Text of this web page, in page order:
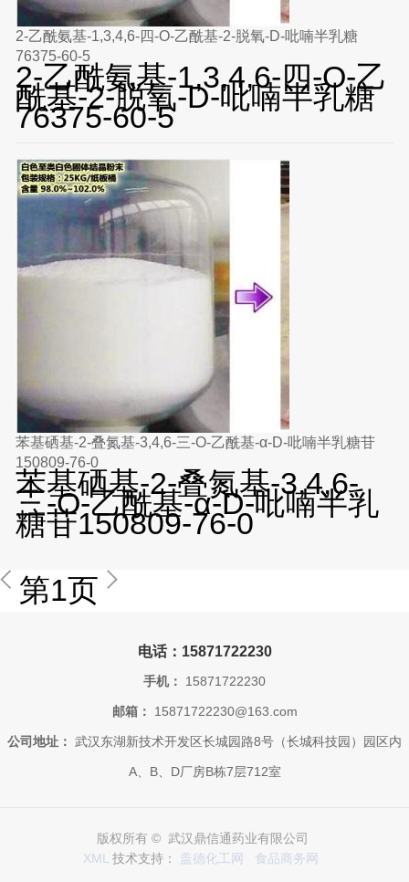
2-乙酰氨基-1,3,4,6-四-O-乙酰基-2-脱氧-D-吡喃半乳糖
76375-60-5
2-乙酰氨基-1,3,4,6-四-O-乙
酰基-2-脱氧-D-吡喃半乳糖
76375-60-5
苯基硒基-2-叠氮基-3,4,6-三-O-乙酰基-α-D-吡喃半乳糖苷
150809-76-0
苯基硒基-2-叠氮基-3,4,6-
三-O-乙酰基-α-D-吡喃半乳
糖苷150809-76-0
第1页
电话：15871722230
手机： 15871722230
邮箱： 15871722230@163.com
公司地址： 武汉东湖新技术开发区长城园路8号（长城科技园）园区内
A、B、D厂房B栋7层712室
版权所有 © 武汉鼎信通药业有限公司
XML 技术支持： 盖德化工网 食品商务网